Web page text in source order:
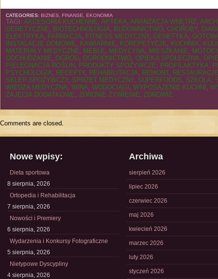
CATEGORIES: BIZNES, FINANSE, EKONOMIA
TAGI: AKCESORIA KUCHENNE, APTEKA, ARANŻACJA WNĘTRZ,
GENETYCZNE, BIOTECHNOLOGIA, BUDOWNICTWO, CHOROBY,
ELEKTRYKA, FARMACJA, FITNESS MEDYCZNY, GENETYKA,
INSTALACJE DOMOWE, KAWIARNIE, KOREPETYCJE, KUCHNIA,
MATERIAŁY MEDYCZNE, MEBLE, MEDYCYNA, MIESZKANIE,
ODCHUDZANIE, OGRÓD, OGRODNICTWO, OPIEKA SPOŁECZNA,
PIELĘGNACJA ROŚLIN , PRODUKTY SPOŻYWCZE, PROFILAKTYKA,
PSYCHOLOGIA, RECEPTY, REHABILITACJA, REMONT,
SKLEP SPOŻYWCZY, SPRZĘT MEDYCZNY, SUPERFOODS, SZKOŁA,
WIEDZA MEDYCZNA, WINA, WODOCIĄGI , WYPOSAŻENIE KUCHNI ,
ZAJĘCIA DODATKOWE, ZDROWE ŻYWIENIE, ZDROWIE
Comments are closed.
Nowe wpisy:
Dieta sportowa
8 sierpnia, 2026
Ortopedia i Rehabilitacja
7 sierpnia, 2026
Nowości i Premiery
6 sierpnia, 2026
Wydarzenia i Konkursy Fotograficzne
5 sierpnia, 2026
Nietypowe Dyscypliny
4 sierpnia, 2026
Archiwa
sierpień 2026
lipiec 2026
czerwiec 2026
maj 2026
kwiecień 2026
marzec 2026
luty 2026
styczeń 2026